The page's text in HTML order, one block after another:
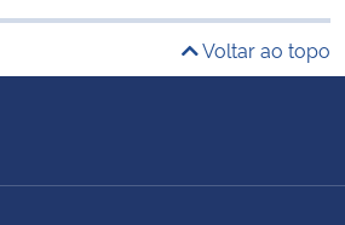
Voltar ao topo